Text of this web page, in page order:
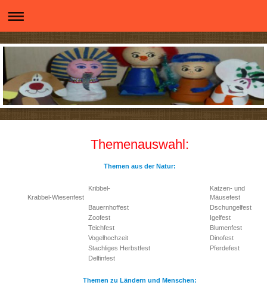
Themenauswahl:
Themen aus der Natur:
Kribbel-
Krabbel-Wiesenfest
Katzen- und
Mäusefest
Bauernhoffest
Dschungelfest
Zoofest
Igelfest
Teichfest
Blumenfest
Vogelhochzeit
Dinofest
Stachliges Herbstfest
Pferdefest
Delfinfest
Themen zu Ländern und Menschen: